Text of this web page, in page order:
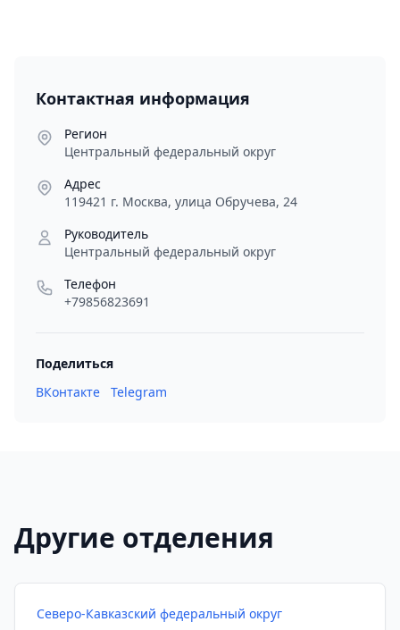
Контактная информация
Регион
Центральный федеральный округ
Адрес
119421 г. Москва, улица Обручева, 24
Руководитель
Центральный федеральный округ
Телефон
+79856823691
Поделиться
ВКонтакте
Telegram
Другие отделения
Северо-Кавказский федеральный округ